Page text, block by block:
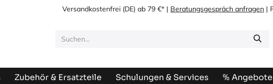
Versandkostenfrei (DE) ab 79 €* | Beratungsgespräch anfragen |
Zubehör & Ersatzteile Schulungen & Services % Angebote